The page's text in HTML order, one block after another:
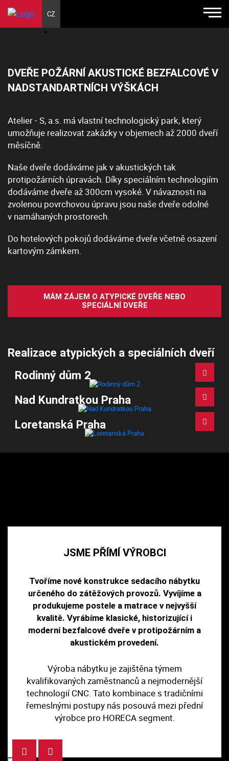
CZ
DVEŘE POŽÁRNÍ AKUSTICKÉ BEZFALCOVÉ V
NADSTANDARTNÍCH VÝŠKÁCH
Atelier - S, a.s. má vlastní technologický park, který
umožňuje realizovat zakázky v objemech až 2000 dveří
měsíčně.
Naše dveře dodáváme jak v akustických tak
protipožárních úpravách. Díky speciálním technologiím
dodáváme dveře až 300cm vysoké. V návaznosti na
zvolenou povrchovou úpravu jsou naše dveře odolné
v namáhaných prostorech.
Do hotelových pokojů dodáváme dveře včetně osazení
kartovým zámkem.
MÁM ZÁJEM O ATYPICKÉ DVEŘE NEBO
SPECIÁLNÍ DVEŘE
Realizace atypických a speciálních dveří
Rodinný dům 2
Nad Kundratkou Praha
Loretanská Praha
JSME PŘÍMÍ VÝROBCI
Tvoříme nové konstrukce sedacího nábytku
určeného do zátěžových provozů. Vyvíjíme a
produkujeme postele a matrace v nejvyšší
kvalitě. Vyrábíme klasické, historizující i
moderní bezfalcové dveře v protipožárním a
akustickém provedení.
Výroba nábytku je zajištěna týmem
kvalifikovaných zaměstnanců a nejmodernější
technologií CNC. Tato kombinace s tradičními
řemeslnými postupy nás posouvá mezi přední
výrobce pro HORECA segment.
PreviousNext